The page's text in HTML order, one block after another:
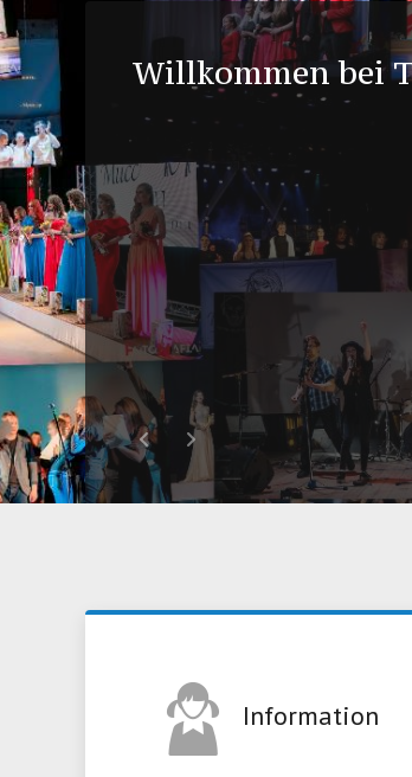
Willkommen bei
Information